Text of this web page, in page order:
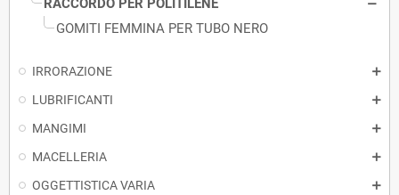
RACCORDO PER POLITILENE
GOMITI FEMMINA PER TUBO NERO
IRRORAZIONE
LUBRIFICANTI
MANGIMI
MACELLERIA
OGGETTISTICA VARIA